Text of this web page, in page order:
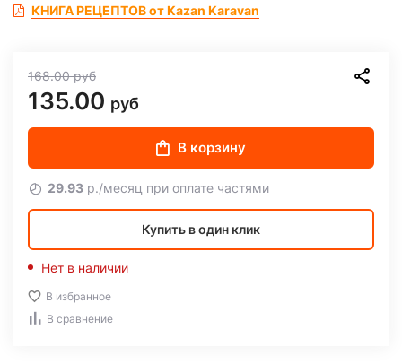
КНИГА РЕЦЕПТОВ от Kazan Karavan
168.00руб
135.00 руб
В корзину
29.93 р./месяц при оплате частями
Купить в один клик
Нет в наличии
В избранное
В сравнение